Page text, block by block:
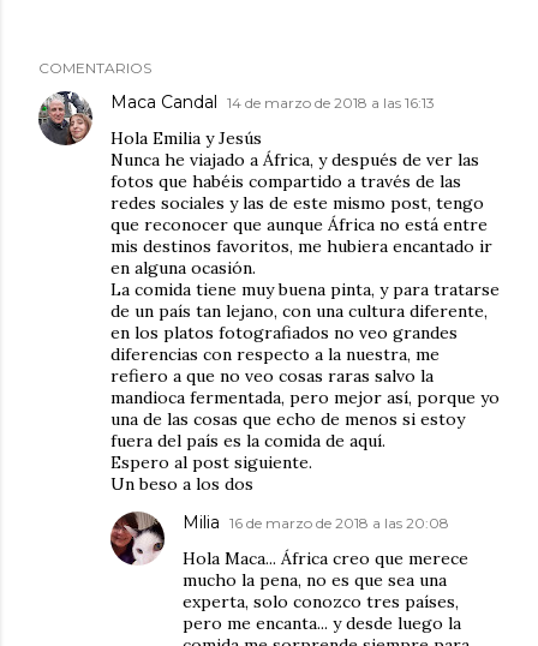
COMENTARIOS
Maca Candal 14 de marzo de 2018 a las 16:13
Hola Emilia y Jesús
Nunca he viajado a África, y después de ver las
fotos que habéis compartido a través de las
redes sociales y las de este mismo post, tengo
que reconocer que aunque África no está entre
mis destinos favoritos, me hubiera encantado ir
en alguna ocasión.
La comida tiene muy buena pinta, y para tratarse
de un país tan lejano, con una cultura diferente,
en los platos fotografiados no veo grandes
diferencias con respecto a la nuestra, me
refiero a que no veo cosas raras salvo la
mandioca fermentada, pero mejor así, porque yo
una de las cosas que echo de menos si estoy
fuera del país es la comida de aquí.
Espero al post siguiente.
Un beso a los dos
Milia 16 de marzo de 2018 a las 20:08
Hola Maca... África creo que merece
mucho la pena, no es que sea una
experta, solo conozco tres países,
pero me encanta... y desde luego la